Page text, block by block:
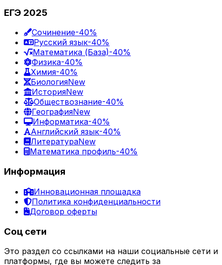
ЕГЭ 2025
Сочинение-40%
Русский язык-40%
Математика (База)-40%
Физика-40%
Химия-40%
БиологияNew
ИсторияNew
Обществознание-40%
ГеографияNew
Информатика-40%
Английский язык-40%
ЛитератураNew
Математика профиль-40%
Информация
Инновационная площадка
Политика конфиденциальности
Договор оферты
Соц сети
Это раздел со ссылками на наши социальные сети и
платформы, где вы можете следить за